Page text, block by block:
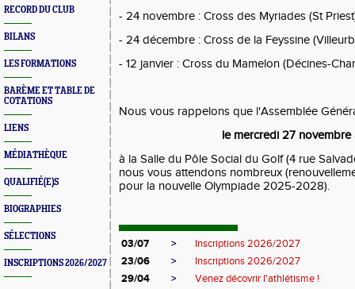
RECORD DU CLUB
BILANS
LES FORMATIONS
BARÈME ET TABLE DE
COTATIONS
LIENS
MÉDIATHÈQUE
QUALIFIÉ(E)S
BIOGRAPHIES
SÉLECTIONS
INSCRIPTIONS 2026/2027
- 24 novembre : Cross des Myriades (St
- 24 décembre : Cross de la Feyssine
- 12 janvier : Cross du Mamelon (Décines-
Nous vous rappelons que l'Assemblée
le mercredi 27 novembre
à la Salle du Pôle Social du Golf (4 rue
nous vous attendons nombreux
pour la nouvelle Olympiade 2025-2028).
03/07 >
Inscriptions 2026/2027
23/06
>
Inscriptions 2026/2027
29/04
>
Venez décovrir l'athlétisme !